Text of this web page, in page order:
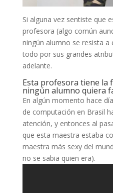
Si alguna vez sentiste que
profesora (algo común
ningún alumno se resista a
todo por sus grandes
adelante.
Esta profesora tiene la
ningún alumno quiera
En algún momento hace
de computación en Brasil
atención, y entonces al
que esta maestra estaba
maestra más sexy del
no se sabia quien era).